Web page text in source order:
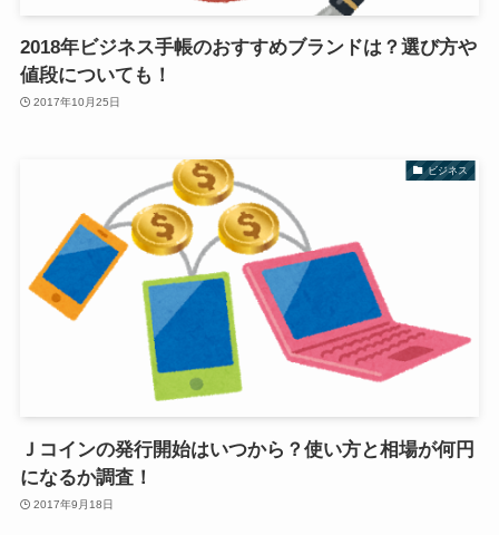
2018年ビジネス手帳のおすすめブランドは？選び方や
値段についても！
2017年10月25日
ビジネス
Ｊコインの発行開始はいつから？使い方と相場が何円
になるか調査！
2017年9月18日